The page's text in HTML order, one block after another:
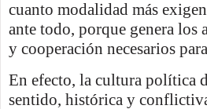
cuanto modalidad más
ante todo, porque genera los
y cooperación necesarios
En efecto, la cultura política
sentido, histórica y